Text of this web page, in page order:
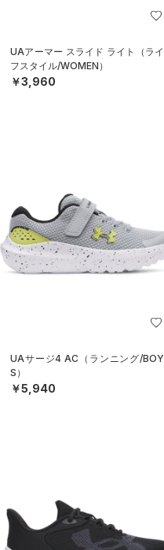
UAアーマー スライド ライト（ライ
フスタイル/WOMEN）
￥3,960
UAサージ4 AC（ランニング/BOY
S）
￥5,940